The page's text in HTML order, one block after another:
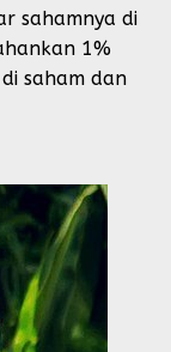
sahamnya di
1%
saham dan